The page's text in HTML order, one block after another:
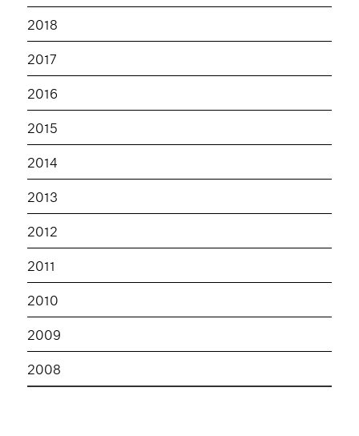
2018
2017
2016
2015
2014
2013
2012
2011
2010
2009
2008